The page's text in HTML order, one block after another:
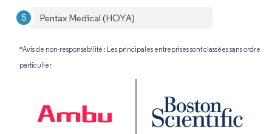
Pentax Medical (HOYA)
*Avis de non-responsabilité : Les principales entreprises sont classées sans ordre
particulier